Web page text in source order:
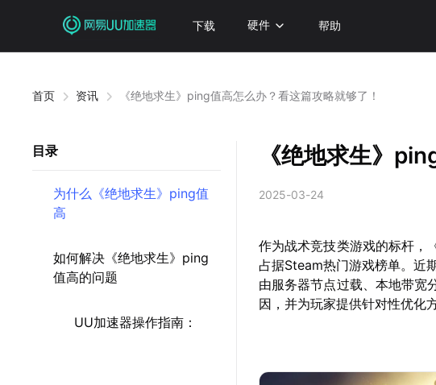
下载 硬件 帮助
首页 资讯 《绝地求生》ping值高怎么办？看这篇攻略就够了！
目录
为什么《绝地求生》ping值
高
如何解决《绝地求生》ping
值高的问题
UU加速器操作指南：
《绝地求生》
2025-03-24
作为战术竞技类游戏的标杆，
占据Steam热门游戏榜单。近
由服务器节点过载、本地带宽
因，并为玩家提供针对性优化方